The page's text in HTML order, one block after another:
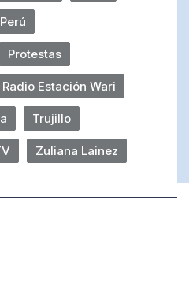
Protestas
Radio Estación Wari
Trujillo
Zuliana Lainez